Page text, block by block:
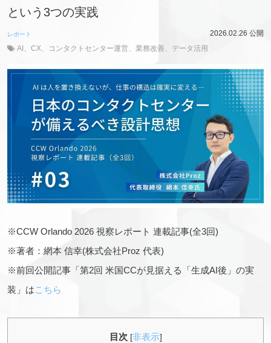
という3つの実践
レポート 2026.02.26 公開
AI 、 CX、 コンタクトセンター運営、 業務改善、 データ活用
※CCW Orlando 2026 視察レポート 連載記事(全3回)
※著者：網本 信幸(株式会社Proz 代表)
※前回公開記事「第2回 米国CCが見据える「生成AI後」の実
装」はこちら
目次 [非表示]